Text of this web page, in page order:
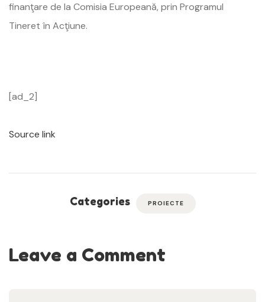
finanţare de la Comisia Europeană, prin Programul
Tineret în Acţiune.
[ad_2]
Source link
Categories PROIECTE
Leave a Comment